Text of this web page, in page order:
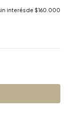
interés de $160.000